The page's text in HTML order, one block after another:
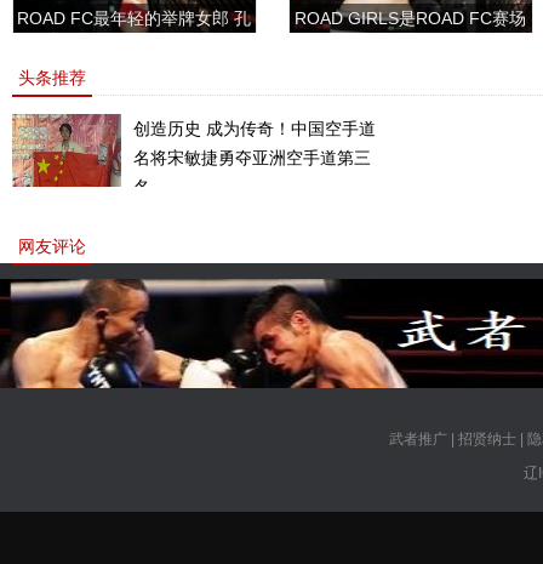
ROAD FC最年轻的举牌女郎 孔
ROAD GIRLS是ROAD FC赛场
头条推荐
创造历史 成为传奇！中国空手道
名将宋敏捷勇夺亚洲空手道第三
名。
网友评论
武者推广| 招贤纳士|
辽